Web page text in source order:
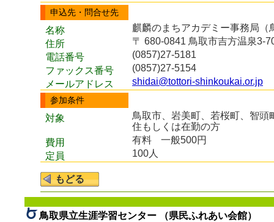
申込先・問合せ先
名称
麒麟のまちアカデミー事務局（
住所
〒 680-0841 鳥取市吉方温泉3-
電話番号
(0857)27-5181
ファックス番号
(0857)27-5154
メールアドレス
shidai@tottori-shinkoukai.or.jp
参加条件
対象
鳥取市、岩美町、若桜町、智
住もしくは在勤の方
費用
有料
一般500円
定員
100人
鳥取県立生涯学習センター （県民ふれあい会館）